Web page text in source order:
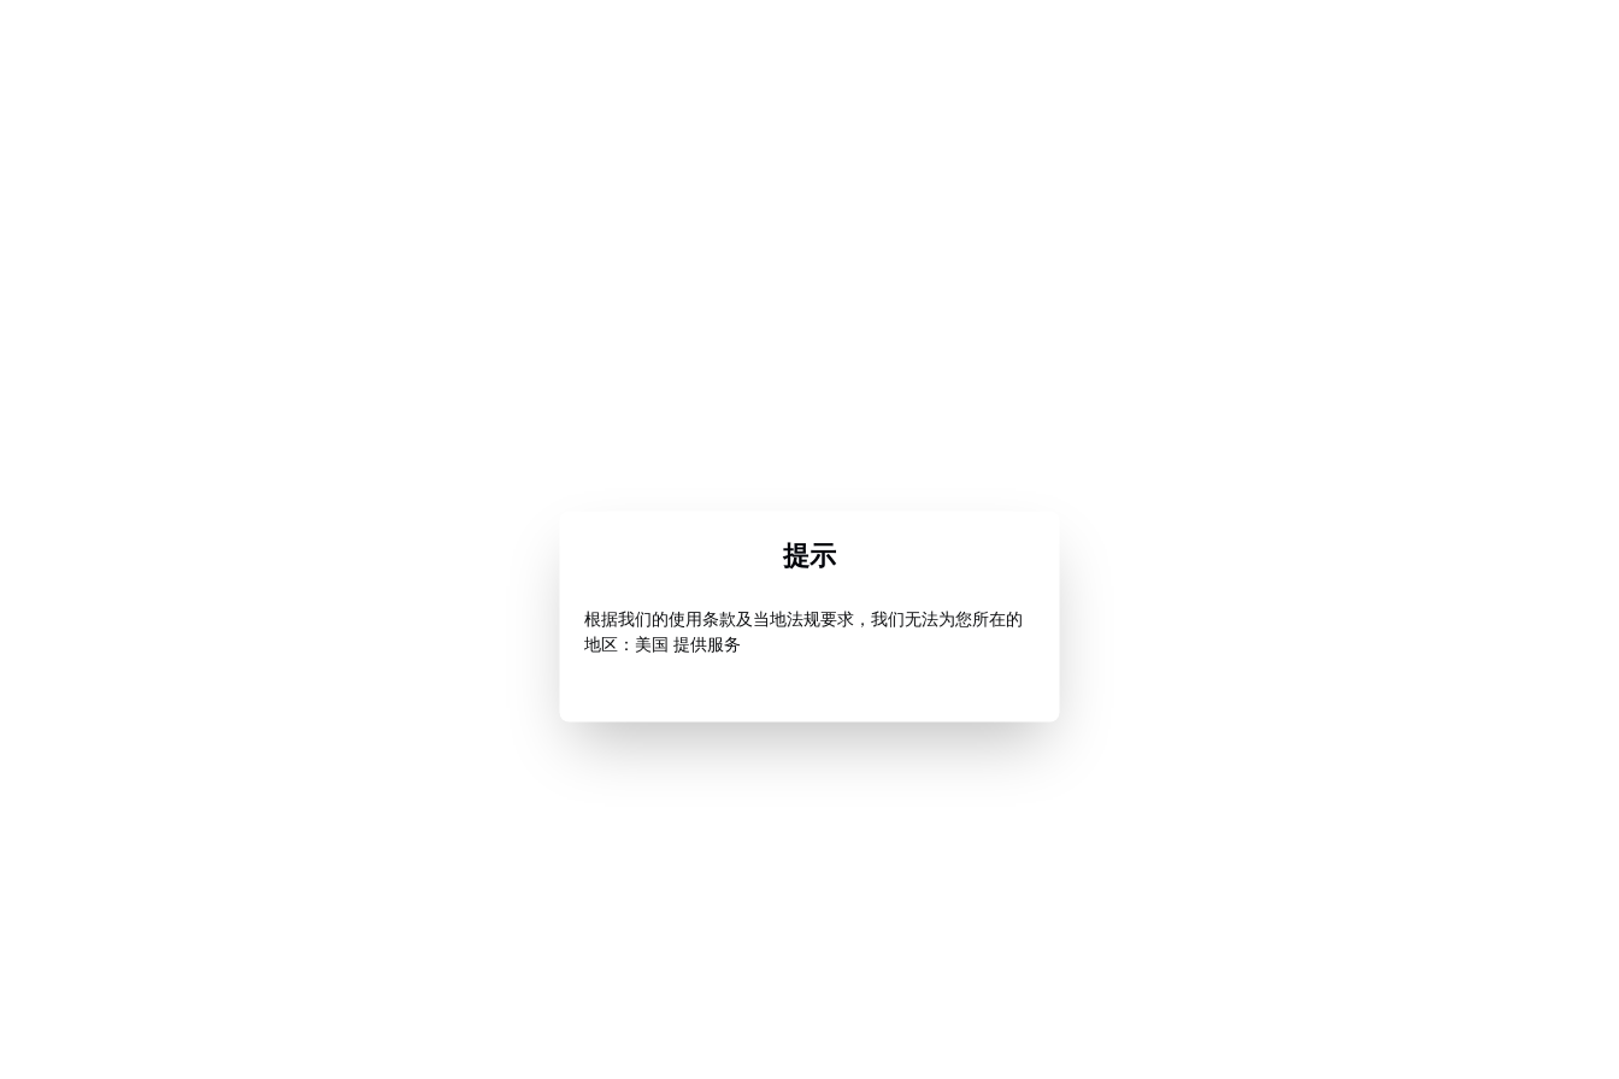
提示
根据我们的使用条款及当地法规要求，我们无法为您所在的
地区：美国 提供服务